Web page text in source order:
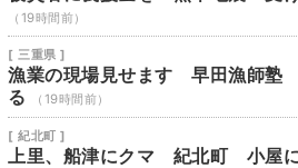
（19時間前）
[ 三重県 ]
漁業の現場見せます 早田漁師塾
る
（19時間前）
[ 紀北町 ]
上里、船津にクマ 紀北町 小屋